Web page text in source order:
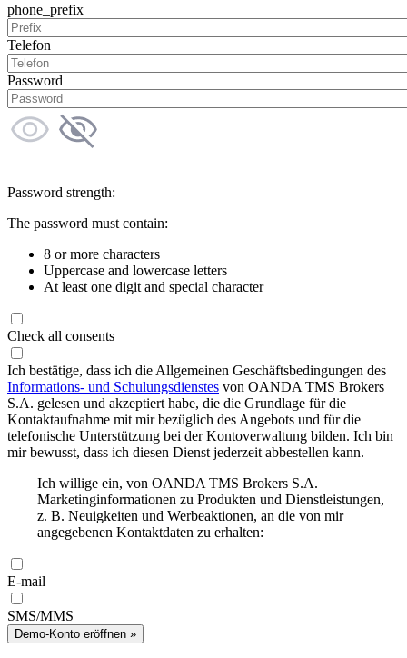
phone_prefix
Telefon
Password
Password strength:
The password must contain:
8 or more characters
Uppercase and lowercase letters
At least one digit and special character
Check all consents
Ich bestätige, dass ich die Allgemeinen Geschäftsbedingungen des
Informations- und Schulungsdienstes von OANDA TMS Brokers
S.A. gelesen und akzeptiert habe, die die Grundlage für die
Kontaktaufnahme mit mir bezüglich des Angebots und für die
telefonische Unterstützung bei der Kontoverwaltung bilden. Ich bin
mir bewusst, dass ich diesen Dienst jederzeit abbestellen kann.
Ich willige ein, von OANDA TMS Brokers S.A.
Marketinginformationen zu Produkten und Dienstleistungen,
z. B. Neuigkeiten und Werbeaktionen, an die von mir
angegebenen Kontaktdaten zu erhalten:
E-mail
SMS/MMS
Demo-Konto eröffnen »